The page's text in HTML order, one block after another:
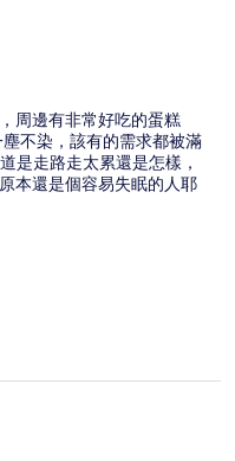
周邊有非常好吃的蛋糕
不染，該有的需求都被滿
是走路走太累還是怎樣，
本還是個容易失眠的人耶